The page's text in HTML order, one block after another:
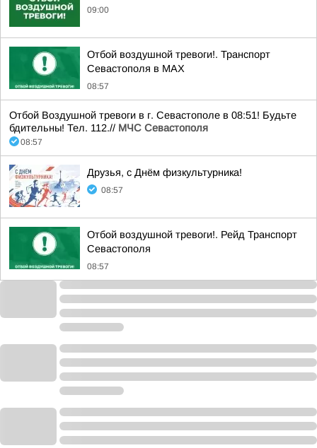
09:00
Отбой воздушной тревоги!. Транспорт
Севастополя в MAX
08:57
Отбой Воздушной тревоги в г. Севастополе в 08:51! Будьте
бдительны! Тел. 112.// МЧС Севастополя
08:57
Друзья, с Днём физкультурника!
08:57
Отбой воздушной тревоги!. Рейд Транспорт
Севастополя
08:57